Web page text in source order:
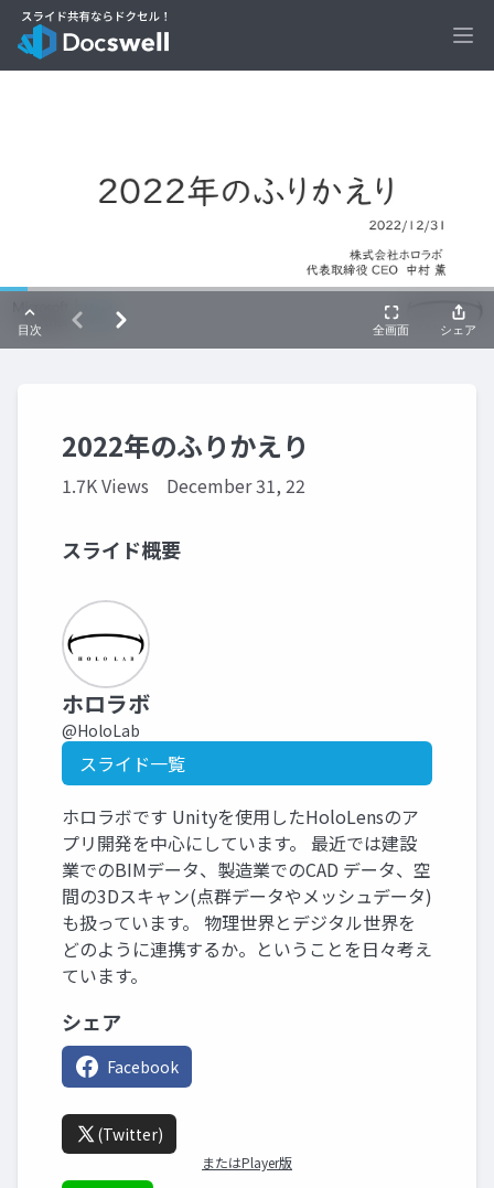
2022年のふりかえり
1.7K Views December 31, 22
スライド概要
ホロラボ
@HoloLab
スライド一覧
ホロラボです Unityを使用したHoloLensのア
プリ開発を中心にしています。 最近では建設
業でのBIMデータ、製造業でのCAD データ、空
間の3Dスキャン(点群データやメッシュデータ)
も扱っています。 物理世界とデジタル世界を
どのように連携するか。ということを日々考え
ています。
シェア
Facebook
(Twitter)
またはPlayer版